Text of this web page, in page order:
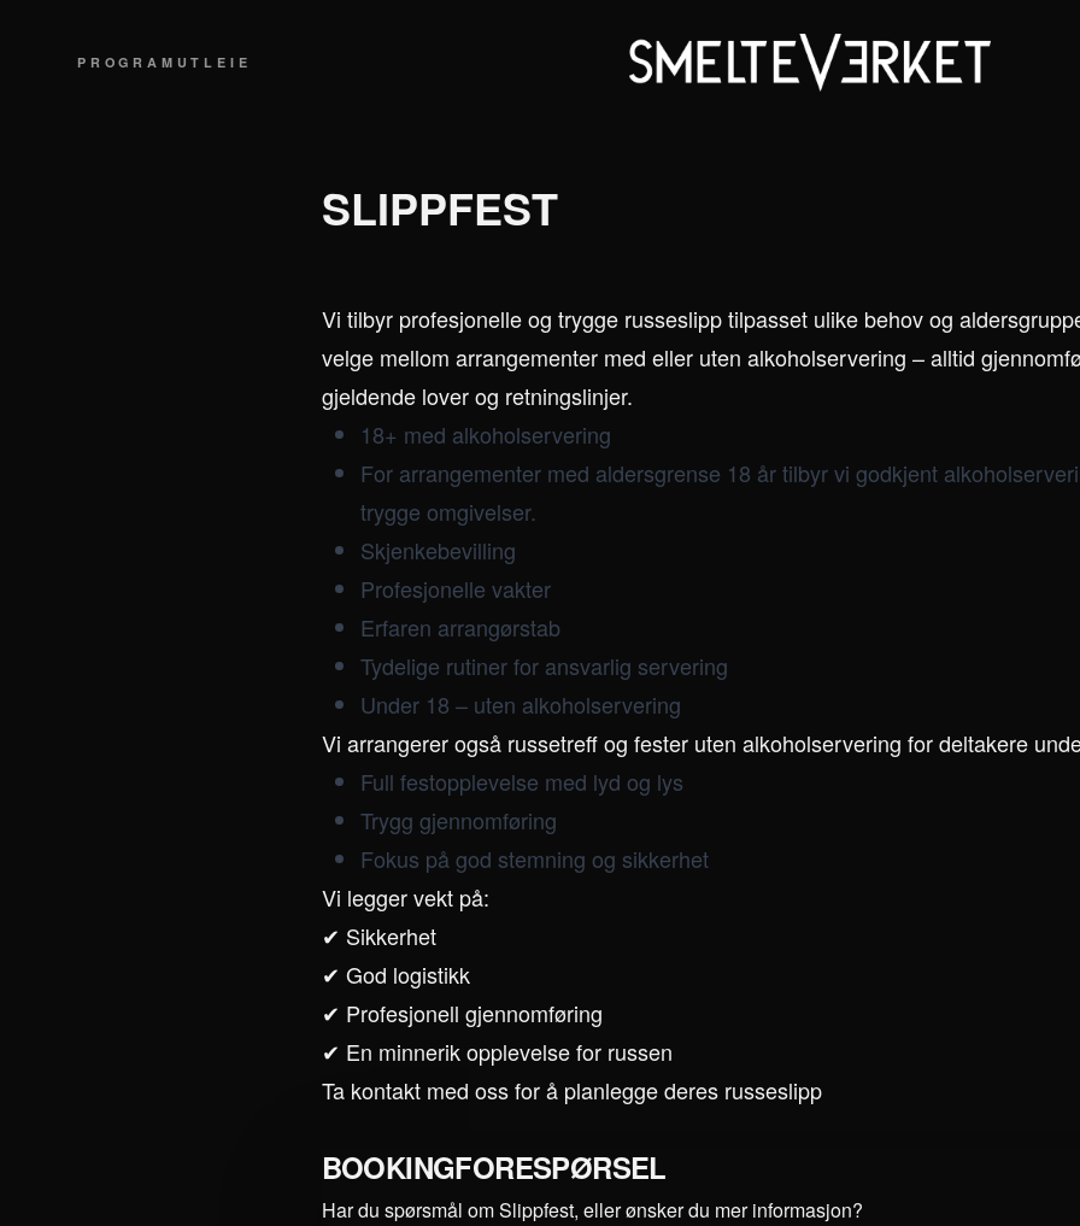
PROGRAM UTLEIE
SLIPPFEST
Vi tilbyr profesjonelle og trygge russeslipp tilpasset ulike behov og
velge mellom arrangementer med eller uten alkoholservering – alltid
gjeldende lover og retningslinjer.
18+ med alkoholservering
For arrangementer med aldersgrense 18 år tilbyr vi godkjent
trygge omgivelser.
Skjenkebevilling
Profesjonelle vakter
Erfaren arrangørstab
Tydelige rutiner for ansvarlig servering
Under 18 – uten alkoholservering
Vi arrangerer også russetreff og fester uten alkoholservering for deltakere
Full festopplevelse med lyd og lys
Trygg gjennomføring
Fokus på god stemning og sikkerhet
Vi legger vekt på:
✔ Sikkerhet
✔ God logistikk
✔ Profesjonell gjennomføring
✔ En minnerik opplevelse for russen
Ta kontakt med oss for å planlegge deres russeslipp
BOOKINGFORESPØRSEL
Har du spørsmål om Slippfest, eller ønsker du mer informasjon?